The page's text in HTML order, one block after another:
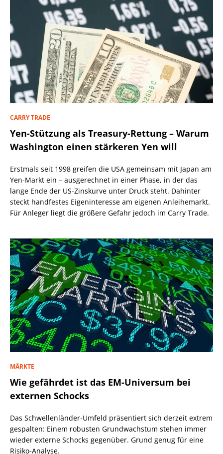
CARRY TRADE
Yen-Stützung als Treasury-Rettung – Warum
Washington einen stärkeren Yen will
Erstmals seit 1998 greifen die USA gemeinsam mit Japan am
Yen-Markt ein – ausgerechnet in einer Phase, in der das
lange Ende der US-Zinskurve unter Druck steht. Dahinter
steckt handfestes Eigeninteresse am eigenen Anleihemarkt.
Für Anleger liegt die größere Gefahr jedoch im Carry Trade.
MÄRKTE
Wie gefährdet ist das EM-Universum bei
externen Schocks
Das Schwellenländer-Umfeld präsentiert sich derzeit extrem
gespalten: Einem robusten Grundwachstum stehen immer
wieder externe Schocks gegenüber. Grund genug für eine
Risiko-Analyse.